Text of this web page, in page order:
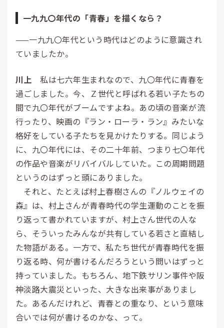
一九九〇年代の「青春」を描くなら？
——一九九〇年代という時代はどのように意識され
ていましたか。
川上 私は七六年生まれなので、九〇年代に青春を
過ごしました。今、Ｚ世代と呼ばれる若い子たちの
間で九〇年代がブームですよね。あの頃の音楽が流
行ったり、映画の『ラン・ローラ・ラン』みたいな
格好をしている子たちを見かけたりする。同じよう
に、九〇年代には、その二十年前、つまり七〇年代
の作品や音楽がリバイバルしていた。この周期問題
というのはずっと頭にありました。
それと、たとえば村 上春樹さんの『ノルウェイの
森』は、村上さんが青春時代の学生運動のことを振
り返って書かれていますが、村上さん世代の人な
ら、そういったみんなが共有している若さと直結し
た物語がある。一方で、私たち世代が青春時代を振
り返る時、何が書けるんだろうという問いはずっと
持っていました。もちろん、地下鉄サリン事件や阪
神淡路大震災といった、大きな出来事がありまし
た。あるんだけれど、青春との重なり、という意味
合いでは何が書けるのかな、って。